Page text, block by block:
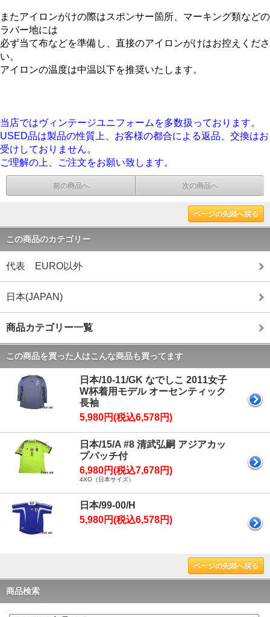
またアイロンがけの際はスポンサー箇所、マーキング類などの
ラバー地には
必ず当て布などを準備し、直接のアイロンがけはお控えくださ
い。
アイロンの温度は中温以下を推奨いたします。
当店ではヴィンテージユニフォームを多数扱っております。
USED品は製品の性質上、お客様の都合による返品、交換はお
受けしておりません。
ご理解の上、ご注文をお願い致します。
前の商品へ 次の商品へ
ページの先頭へ戻る
この商品のカテゴリー
代表 EURO以外
日本(JAPAN)
商品カテゴリー一覧
この商品を買った人はこんな商品も買ってます
日本/10-11/GK なでしこ 2011女子
W杯着用モデル オーセンティック
長袖
5,980円(税込6,578円)
日本/15/A #8 清武弘嗣 アジアカッ
プパッチ付
6,980円(税込7,678円)
4XO（日本サイズ）
日本/99-00/H
5,980円(税込6,578円)
ページの先頭へ戻る
商品検索